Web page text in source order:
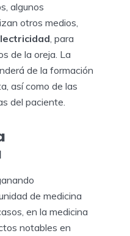
algunos
otros medios,
, para
de la oreja. La
de la formación
así como de las
del paciente.
de medicina
en la medicina
notables en